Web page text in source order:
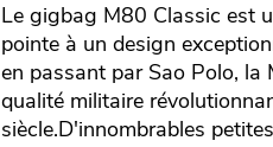
Le gigbag M80 Classic est
pointe à un design
en passant par Sao Polo, la
qualité militaire
siècle.D'innombrables